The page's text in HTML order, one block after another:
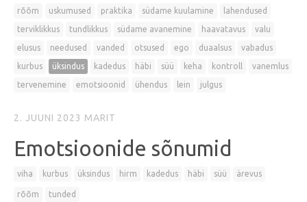
rõõm uskumused praktika südame kuulamine lahendused
terviklikkus tundlikkus südame avanemine haavatavus valu
elusus needused vanded otsused ego duaalsus vabadus
kurbus üksindus kadedus häbi süü keha kontroll vanemlus
tervenemine emotsioonid ühendus lein julgus
2. JUUNI 2023 MARIT
Emotsioonide sõnumid
viha kurbus üksindus hirm kadedus häbi süü ärevus
rõõm tunded